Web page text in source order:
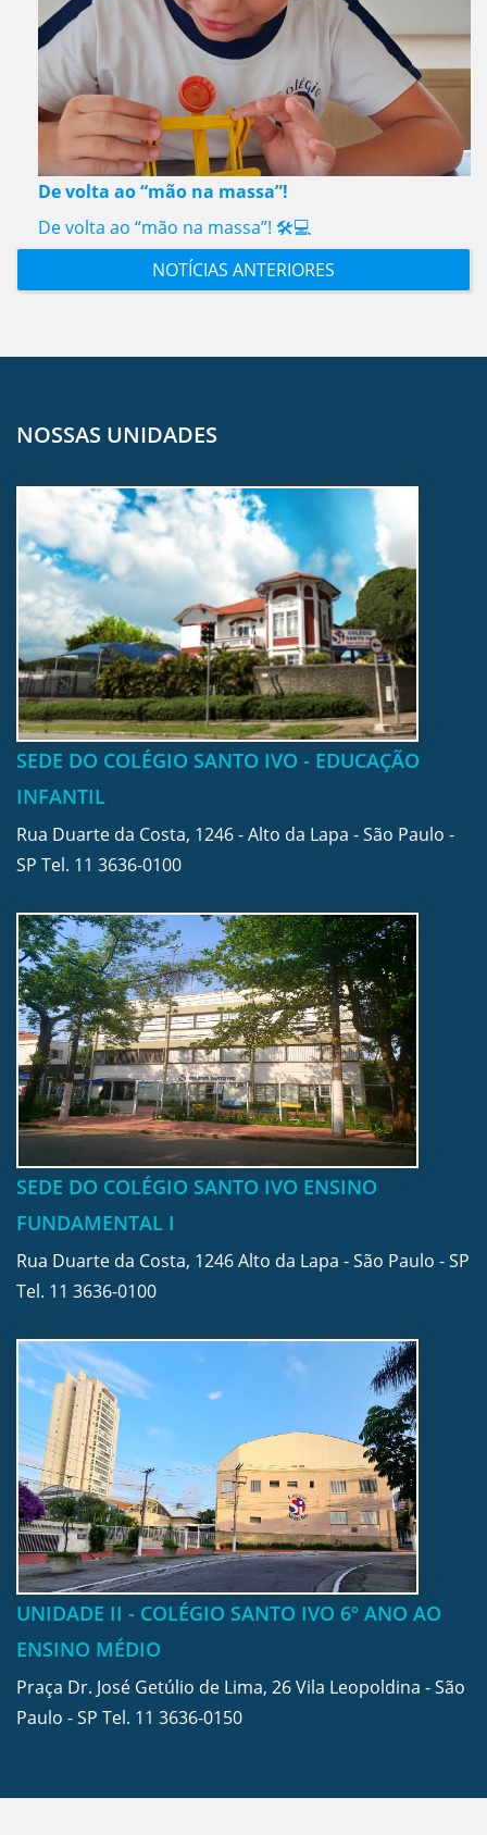
De volta ao “mão na massa”!
De volta ao “mão na massa”! 🛠️💻
NOTÍCIAS ANTERIORES
NOSSAS UNIDADES
SEDE DO COLÉGIO SANTO IVO - EDUCAÇÃO
INFANTIL
Rua Duarte da Costa, 1246 - Alto da Lapa - São Paulo -
SP Tel. 11 3636-0100
SEDE DO COLÉGIO SANTO IVO ENSINO
FUNDAMENTAL I
Rua Duarte da Costa, 1246 Alto da Lapa - São Paulo - SP
Tel. 11 3636-0100
UNIDADE II - COLÉGIO SANTO IVO 6º ANO AO
ENSINO MÉDIO
Praça Dr. José Getúlio de Lima, 26 Vila Leopoldina - São
Paulo - SP Tel. 11 3636-0150